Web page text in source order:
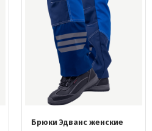
Брюки Эдванс женские